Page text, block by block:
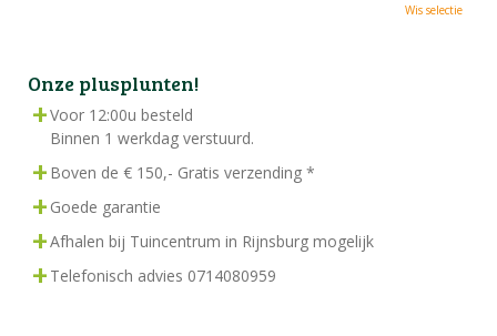
Wis selectie
Onze plusplunten!
Voor 12:00u besteld
Binnen 1 werkdag verstuurd.
Boven de € 150,- Gratis verzending *
Goede garantie
Afhalen bij Tuincentrum in Rijnsburg mogelijk
Telefonisch advies 0714080959